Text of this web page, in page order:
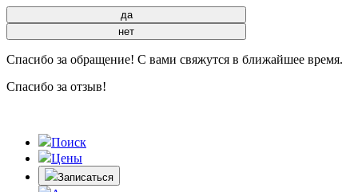
да
нет
Спасибо за обращение! С вами свяжутся в ближайшее время.
Спасибо за отзыв!
Поиск
Цены
Записаться